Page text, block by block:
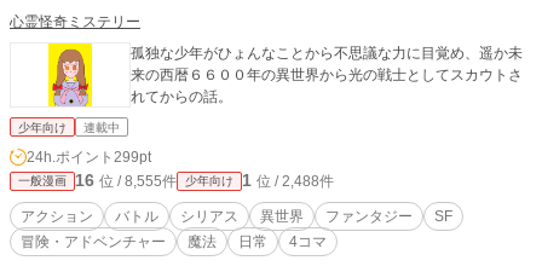
心霊怪奇ミステリー
孤独な少年がひょんなことから不思議な力に目覚め、遥か未
来の西暦６６００年の異世界から光の戦士としてスカウトさ
れてからの話。
少年向け 連載中
24h.ポイント 299pt
一般漫画 16 位 / 8,555件 少年向け 1 位 / 2,488件
アクション バトル シリアス 異世界 ファンタジー
SF
冒険・アドベンチャー
魔法 日常 4コマ